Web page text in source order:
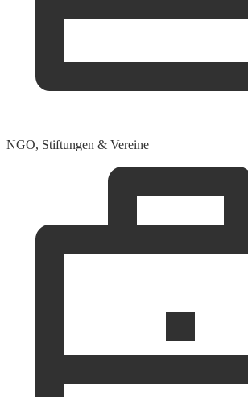
NGO, Stiftungen & Vereine